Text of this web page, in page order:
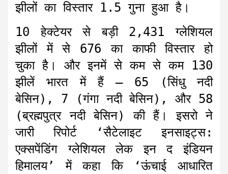
झीलों का विस्तार 1.5 गुना हुआ है।
10 हेक्टेयर से बड़ी 2,431 ग्लेशियल
झीलों में से 676 का काफी विस्तार हो
चुका है। और इनमें से कम से कम 130
झीलें भारत में हैं – 65 (सिंधु नदी
बेसिन), 7 (गंगा नदी बेसिन), और 58
(ब्रह्मपुत्र नदी बेसिन) की हैं। इसरो ने
जारी रिपोर्ट ‘सैटेलाइट इनसाइट्स:
एक्सपेंडिंग ग्लेशियल लेक इन द इंडियन
हिमालय’ में कहा कि ‘ऊंचाई आधारित